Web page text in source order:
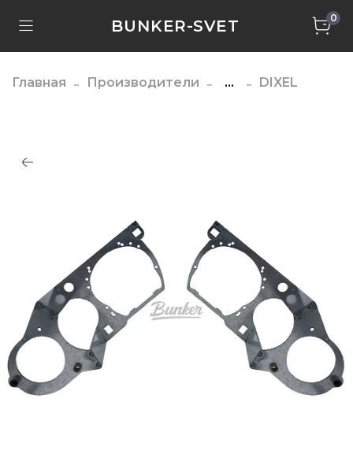
BUNKER-SVET 0
Главная Производители ... DIXEL